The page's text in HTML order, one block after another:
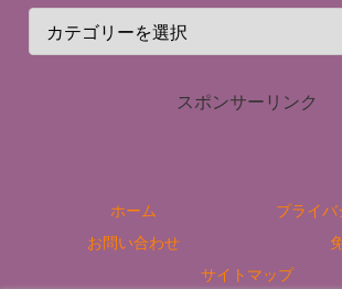
スポンサーリンク
ホーム
プライバ
お問い合わせ
サイトマップ